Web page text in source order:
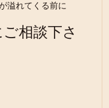
溢れてくる前に
ご相談下さ